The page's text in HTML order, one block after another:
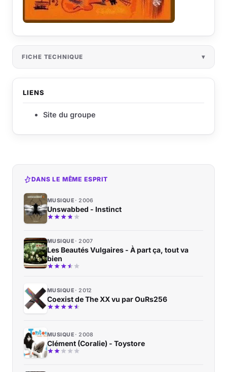
FICHE TECHNIQUE
LIENS
Site du groupe
DANS LE MÊME ESPRIT
MUSIQUE 2006
Unswabbed - Instinct
MUSIQUE 2007
Les Beautés Vulgaires - À part ça, tout va
bien
MUSIQUE 2012
Coexist de The XX vu par OuRs256
MUSIQUE 2008
Clément (Coralie) - Toystore